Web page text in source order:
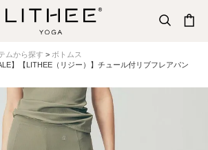
ムから探す
ボトムス
】【LITHEE（リジー）】チュール付リブフレアパン